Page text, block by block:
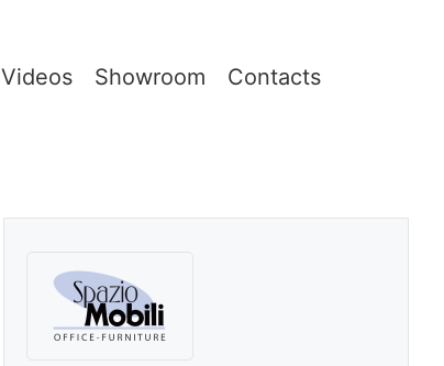
Videos Showroom Contacts